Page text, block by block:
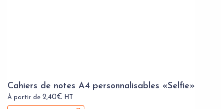
Cahiers de notes A4 personnalisables «Selfie»
À partir de 2,40€ HT